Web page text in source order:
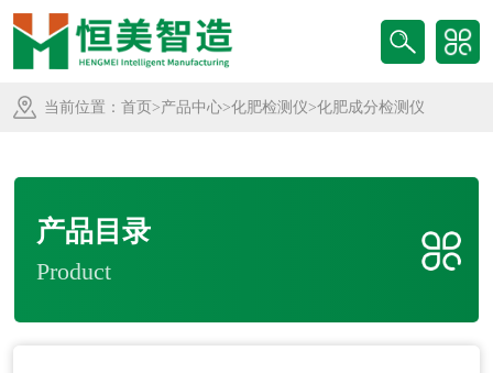
当前位置： 首页 >产品中心>化肥检测仪>化肥成分检测仪
产品目录
Product